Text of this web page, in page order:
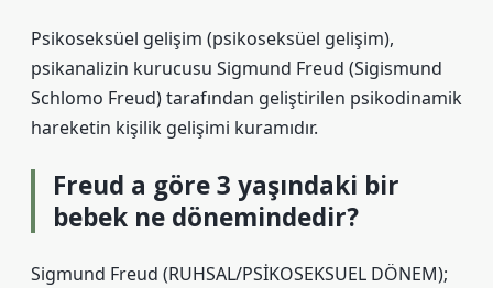
Psikoseksüel gelişim (psikoseksüel gelişim),
psikanalizin kurucusu Sigmund Freud (Sigismund
Schlomo Freud) tarafından geliştirilen psikodinamik
hareketin kişilik gelişimi kuramıdır.
Freud a göre 3 yaşındaki bir
bebek ne dönemindedir?
Sigmund Freud (RUHSAL/PSİKOSEKSUEL DÖNEM);